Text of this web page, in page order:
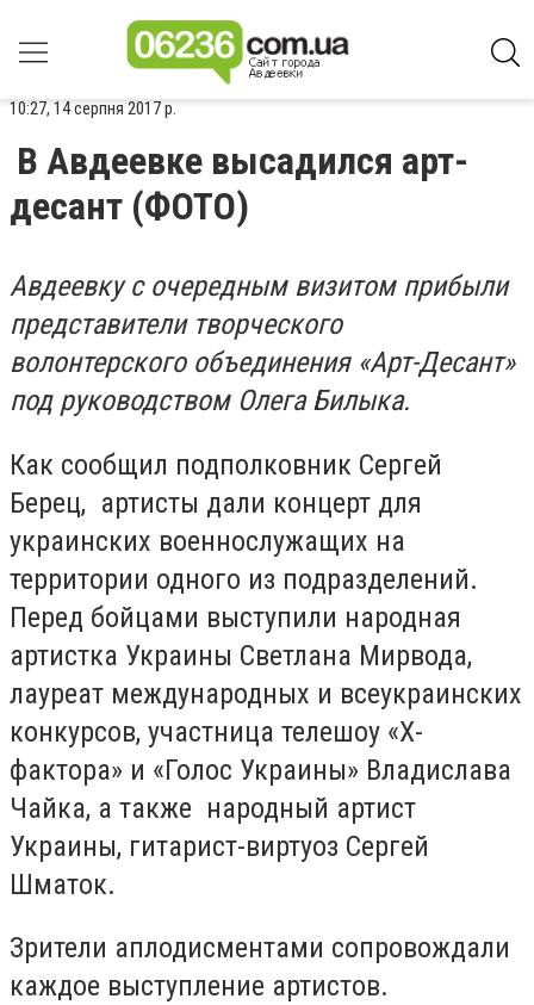
10:27, 14 серпня 2017 р.
В Авдеевке высадился арт-
десант (ФОТО)
Авдеевку с очередным визитом прибыли
представители творческого
волонтерского объединения «Арт-Десант»
под руководством Олега Билыка.
Как сообщил подполковник Сергей
Берец, артисты дали концерт для
украинских военнослужащих на
территории одного из подразделений.
Перед бойцами выступили народная
артистка Украины Светлана Мирвода,
лауреат международных и всеукраинских
конкурсов, участница телешоу «Х-
фактора» и «Голос Украины» Владислава
Чайка, а также народный артист
Украины, гитарист-виртуоз Сергей
Шматок.
Зрители аплодисментами сопровождали
каждое выступление артистов.